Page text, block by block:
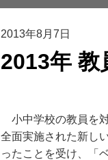
2013年8月7日
2013年 教
小中学校の教員を
全面実施された新し
ったことを受け、「